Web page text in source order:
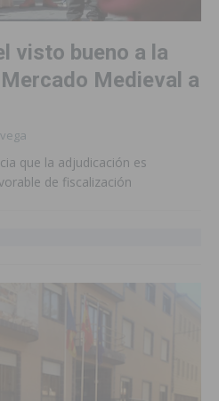
visto bueno a la
Medieval a
que la adjudicación es
de fiscalización